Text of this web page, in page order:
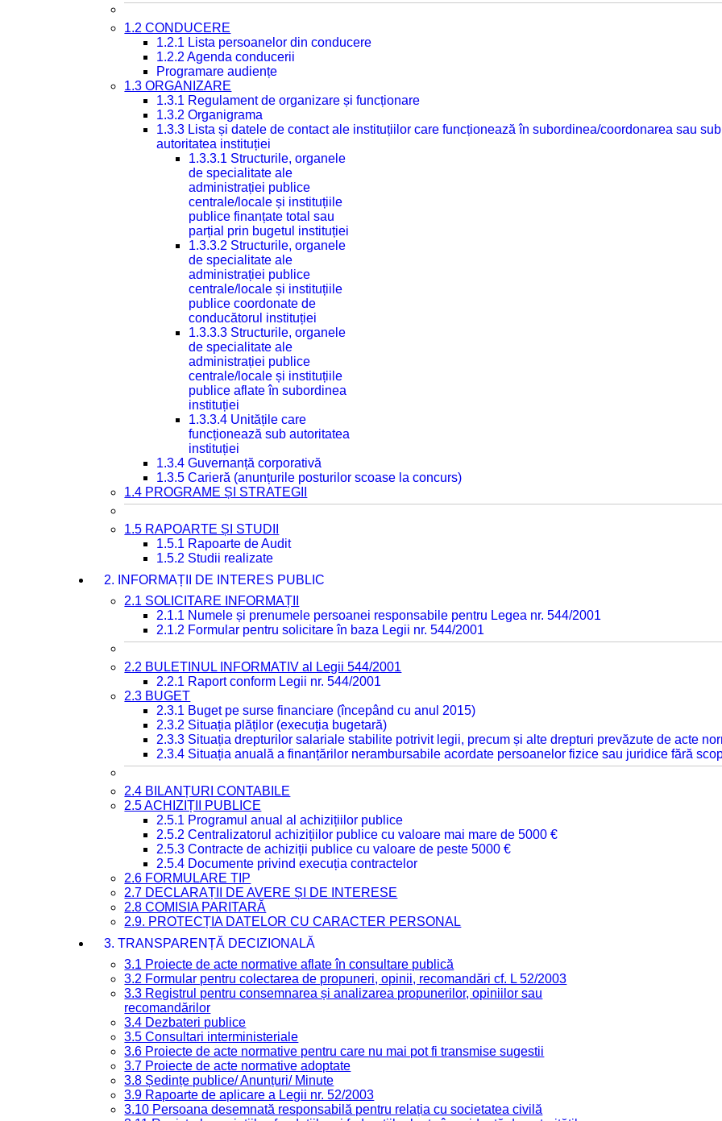
1.2 CONDUCERE
1.2.1 Lista persoanelor din conducere
1.2.2 Agenda conducerii
Programare audiențe
1.3 ORGANIZARE
1.3.1 Regulament de organizare și funcționare
1.3.2 Organigrama
1.3.3 Lista și datele de contact ale instituțiilor care funcționează în subordinea/coordonarea sau sub
autoritatea instituției
1.3.3.1 Structurile, organele
de specialitate ale
administrației publice
centrale/locale și instituțiile
publice finanțate total sau
parțial prin bugetul instituției
1.3.3.2 Structurile, organele
de specialitate ale
administrației publice
centrale/locale și instituțiile
publice coordonate de
conducătorul instituției
1.3.3.3 Structurile, organele
de specialitate ale
administrației publice
centrale/locale și instituțiile
publice aflate în subordinea
instituției
1.3.3.4 Unitățile care
funcționează sub autoritatea
instituției
1.3.4 Guvernanță corporativă
1.3.5 Carieră (anunțurile posturilor scoase la concurs)
1.4 PROGRAME ȘI STRATEGII
1.5 RAPOARTE ȘI STUDII
1.5.1 Rapoarte de Audit
1.5.2 Studii realizate
2. INFORMAȚII DE INTERES PUBLIC
2.1 SOLICITARE INFORMAȚII
2.1.1 Numele și prenumele persoanei responsabile pentru Legea nr. 544/2001
2.1.2 Formular pentru solicitare în baza Legii nr. 544/2001
2.2 BULETINUL INFORMATIV al Legii 544/2001
2.2.1 Raport conform Legii nr. 544/2001
2.3 BUGET
2.3.1 Buget pe surse financiare (începând cu anul 2015)
2.3.2 Situația plăților (execuția bugetară)
2.3.3 Situația drepturilor salariale stabilite potrivit legii, precum și alte drepturi prevăzute de acte
2.3.4 Situația anuală a finanțărilor nerambursabile acordate persoanelor fizice sau juridice fără
2.4 BILANȚURI CONTABILE
2.5 ACHIZIȚII PUBLICE
2.5.1 Programul anual al achizițiilor publice
2.5.2 Centralizatorul achizițiilor publice cu valoare mai mare de 5000 €
2.5.3 Contracte de achiziții publice cu valoare de peste 5000 €
2.5.4 Documente privind execuția contractelor
2.6 FORMULARE TIP
2.7 DECLARAȚII DE AVERE ȘI DE INTERESE
2.8 COMISIA PARITARĂ
2.9. PROTECȚIA DATELOR CU CARACTER PERSONAL
3. TRANSPARENȚĂ DECIZIONALĂ
3.1 Proiecte de acte normative aflate în consultare publică
3.2 Formular pentru colectarea de propuneri, opinii, recomandări cf. L 52/2003
3.3 Registrul pentru consemnarea și analizarea propunerilor, opiniilor sau
recomandărilor
3.4 Dezbateri publice
3.5 Consultari interministeriale
3.6 Proiecte de acte normative pentru care nu mai pot fi transmise sugestii
3.7 Proiecte de acte normative adoptate
3.8 Ședințe publice/ Anunțuri/ Minute
3.9 Rapoarte de aplicare a Legii nr. 52/2003
3.10 Persoana desemnată responsabilă pentru relația cu societatea civilă